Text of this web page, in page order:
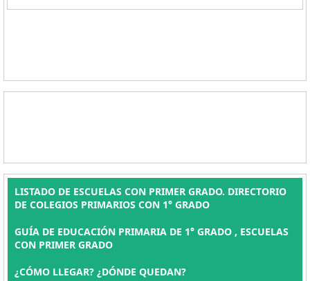
LISTADO DE ESCUELAS CON PRIMER GRADO. DIRECTORIO
DE COLEGIOS PRIMARIOS CON 1° GRADO
GUÍA DE EDUCACIÓN PRIMARIA DE 1° GRADO , ESCUELAS
CON PRIMER GRADO
¿CÓMO LLEGAR? ¿DÓNDE QUEDAN?